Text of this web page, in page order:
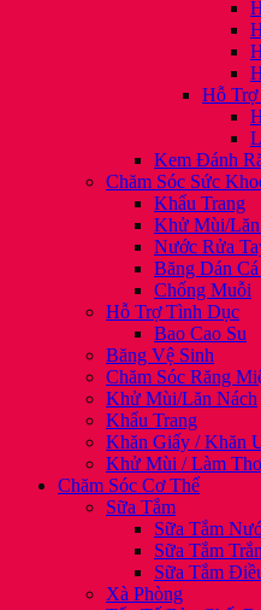
Hỗ
Kem Đánh
Chăm Sóc Sức
Khẩu Trang
Khử Mùi/Lăn
Nước Rửa
Băng Dán
Chống Muỗi
Hỗ Trợ Tình Dục
Bao Cao Su
Băng Vệ Sinh
Chăm Sóc Răng
Khử Mùi/Lăn Nách
Khẩu Trang
Khăn Giấy / Khăn
Khử Mùi / Làm
Chăm Sóc Cơ Thể
Sữa Tắm
Sữa Tắm
Sữa Tắm
Sữa Tắm
Xà Phòng